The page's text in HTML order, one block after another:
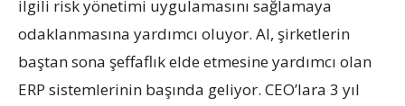
ilgili risk yönetimi uygulamasını sağlamaya
odaklanmasına yardımcı oluyor. AI, şirketlerin
baştan sona şeffaflık elde etmesine yardımcı olan
ERP sistemlerinin başında geliyor. CEO’lara 3 yıl